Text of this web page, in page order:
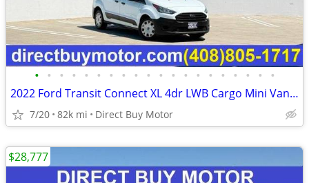
• • • • • • • • • • • • • • • • • • • •
2022 Ford Transit Connect XL 4dr LWB Cargo Mini Van w/Rear Doors Carg
7/20 82k mi Direct Buy Motor
$28,777